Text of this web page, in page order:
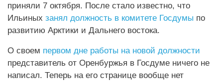
приняли 7 октября. После стало известно, что
Ильиных занял должность в комитете Госдумы по
развитию Арктики и Дальнего востока.
О своем первом дне работы на новой должности
представитель от Оренбуржья в Госдуме ничего не
написал. Теперь на его странице вообще нет